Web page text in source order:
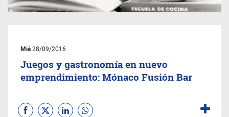
Mié28/09/2016
Juegos y gastronomía en nuevo
emprendimiento: Mónaco Fusión Bar